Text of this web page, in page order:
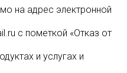
на адрес электронной
с пометкой «Отказ от
и услугах и